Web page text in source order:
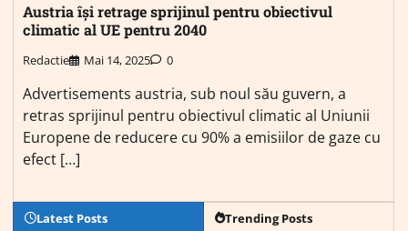
Austria își retrage sprijinul pentru obiectivul
climatic al UE pentru 2040
Redactie Mai 14, 2025 0
Advertisements austria, sub noul său guvern, a
retras sprijinul pentru obiectivul climatic al Uniunii
Europene de reducere cu 90% a emisiilor de gaze cu
efect […]
Latest Posts Trending Posts